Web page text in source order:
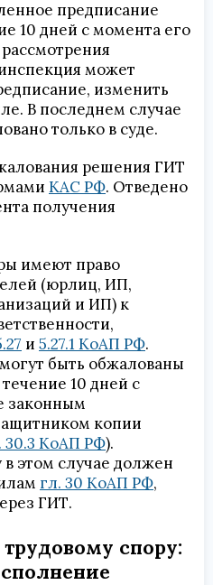
предписание
10 дней с момента его
может
изменить
В последнем случае
только в суде.
решения ГИТ
КАС РФ. Отведено
получения
имеют право
(юрлиц, ИП,
и ИП) к
и 5.27.1 КоАП РФ.
быть обжалованы
10 дней с
законным
копии
30.3 КоАП РФ).
этом случае должен
гл. 30 КоАП РФ,
ГИТ.
спору: